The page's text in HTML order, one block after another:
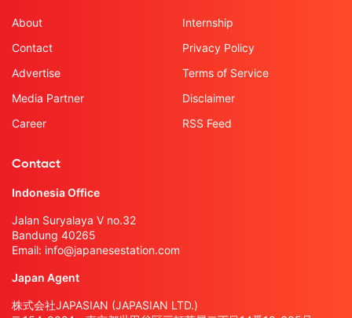
About
Contact
Advertise
Media Partner
Career
Internship
Privacy Policy
Terms of Service
Disclaimer
RSS Feed
Contact
Indonesia Office
Jalan Suryalaya V no.32
Bandung 40265
Email: info@japanesestation.com
Japan Agent
株式会社JAPASIAN (JAPASIAN LTD.)